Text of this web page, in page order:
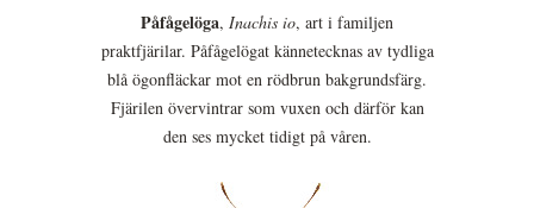
Påfågelöga, Inachis io, art i familjen
praktfjärilar. Påfågelögat kännetecknas av tydliga
blå ögonfläckar mot en rödbrun bakgrundsfärg.
Fjärilen övervintrar som vuxen och därför kan
den ses mycket tidigt på våren.